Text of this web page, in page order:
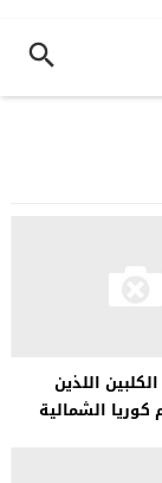
اللذين
الشمالية